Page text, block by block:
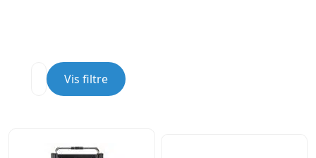
Vis filtre